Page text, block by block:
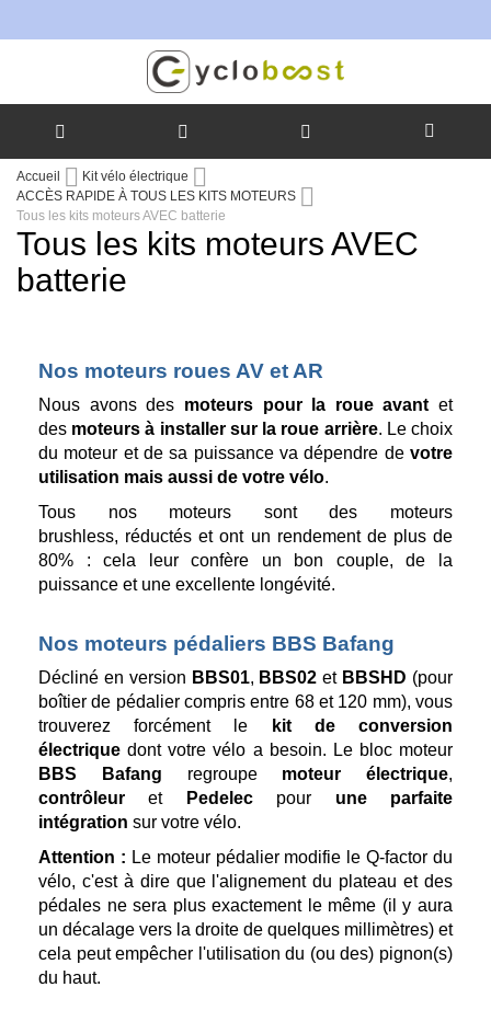
Allez
au
contenu
Accueil
Kit vélo électrique
ACCÈS RAPIDE À TOUS LES KITS MOTEURS
Tous les kits moteurs AVEC batterie
Tous les kits moteurs AVEC
batterie
Nos moteurs roues AV et AR
Nous avons des moteurs pour la roue avant et
des moteurs à installer sur la roue arrière. Le choix
du moteur et de sa puissance va dépendre de votre
utilisation mais aussi de votre vélo.
Tous nos moteurs sont des moteurs
brushless, réductés et ont un rendement de plus de
80% : cela leur confère un bon couple, de la
puissance et une excellente longévité.
Nos moteurs pédaliers BBS Bafang
Décliné en version BBS01, BBS02 et BBSHD (pour
boîtier de pédalier compris entre 68 et 120 mm), vous
trouverez forcément le
kit de conversion
électrique dont votre vélo a besoin. Le bloc moteur
BBS Bafang regroupe moteur électrique,
contrôleur et Pedelecpour
une parfaite
intégration sur votre vélo.
Attention : Le moteur pédalier modifie le Q-factor du
vélo, c'est à dire que l'alignement du plateau et des
pédales ne sera plus exactement le même (il y aura
un décalage vers la droite de quelques millimètres) et
cela peut empêcher l'utilisation du (ou des) pignon(s)
du haut.